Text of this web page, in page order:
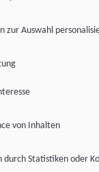
zur Auswahl
von Inhalten
durch Statistiken oder